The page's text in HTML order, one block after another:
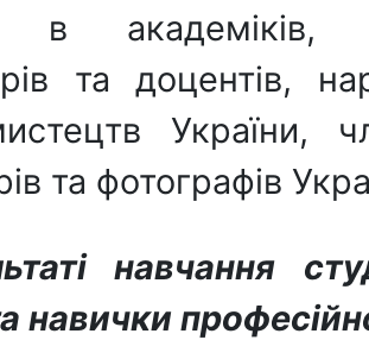
в академіків,
та доцентів,
України,
та фотографів
навчання
навички